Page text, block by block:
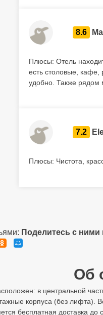
8.6
Плюсы: Отель
есть столовые, кафе,
удобно. Также рядом
7.2
Плюсы: Чистота,
Поделитесь с
Об
в центральной
корпуса (без лифта).
бесплатная доставка